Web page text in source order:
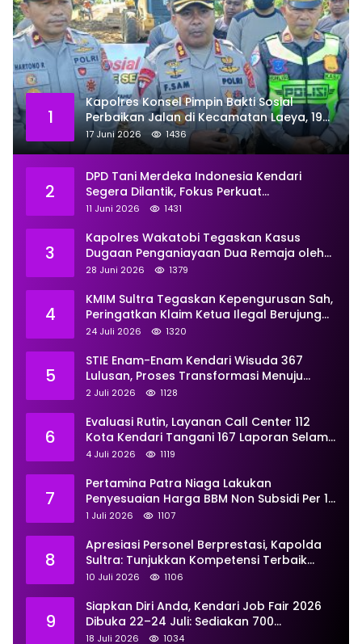
1
Kapolres Konsel Pimpin Bakti Sosial
Perbaikan Jalan di Kecamatan Laeya, 19
Titik Rusak Siap Ditambal
17 Juni 2026 1436
2
DPD Tani Merdeka Indonesia Kendari
Segera Dilantik, Fokus Perkuat
Pemberdayaan
11 Juni 2026 1431
3
Kapolres Wakatobi Tegaskan Kasus
Dugaan Penganiayaan Dua Remaja oleh
Dua Anggota Ditangani Secara
28 Juni 2026 1379
4
KMIM Sultra Tegaskan Kepengurusan Sah,
Peringatkan Klaim Ketua Ilegal Berujung
Proses Hukum
24 Juli 2026 1320
5
STIE Enam-Enam Kendari Wisuda 367
Lulusan, Proses Transformasi Menuju
Universitas Resmi Diterima
2 Juli 2026 1128
6
Evaluasi Rutin, Layanan Call Center 112
Kota Kendari Tangani 167 Laporan Selama
Juni
4 Juli 2026 1119
7
Pertamina Patra Niaga Lakukan
Penyesuaian Harga BBM Non Subsidi Per 1
Juli 2026, Berikut Rinciannya
1 Juli 2026 1107
8
Apresiasi Personel Berprestasi, Kapolda
Sultra: Tunjukkan Kompetensi Terbaik
untuk Masyarakat
10 Juli 2026 1106
9
Siapkan Diri Anda, Kendari Job Fair 2026
Dibuka 22–24 Juli: Sediakan 700
Lowongan dari 30 Perusahaan
18 Juli 2026 1034